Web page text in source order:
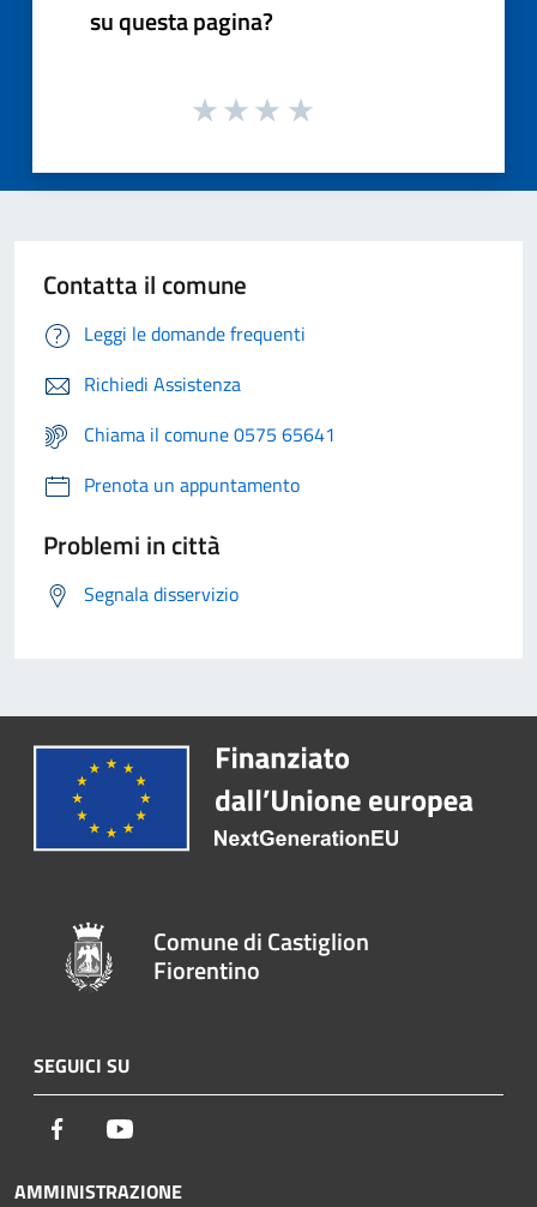
su questa pagina?
Contatta il comune
Leggi le domande frequenti
Richiedi Assistenza
Chiama il comune 0575 65641
Prenota un appuntamento
Problemi in città
Segnala disservizio
Comune di Castiglion
Fiorentino
SEGUICI SU
Facebook
AMMINISTRAZIONE